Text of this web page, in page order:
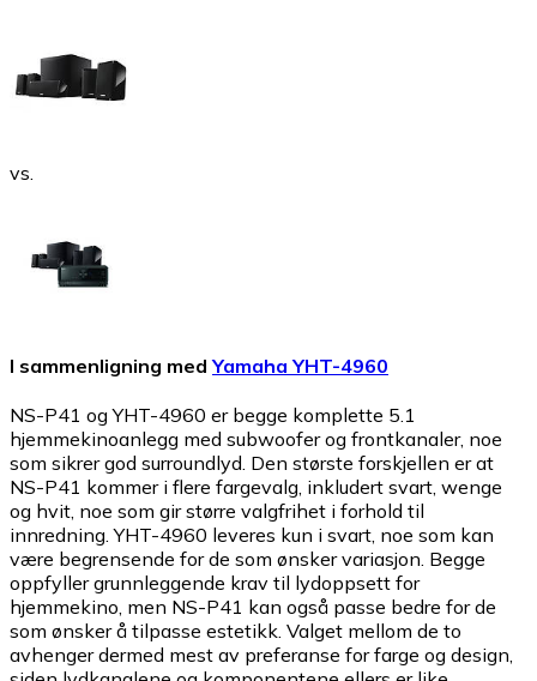
vs.
I sammenligning med Yamaha YHT-4960
NS-P41 og YHT-4960 er begge komplette 5.1
hjemmekinoanlegg med subwoofer og frontkanaler, noe
som sikrer god surroundlyd. Den største forskjellen er at
NS-P41 kommer i flere fargevalg, inkludert svart, wenge
og hvit, noe som gir større valgfrihet i forhold til
innredning. YHT-4960 leveres kun i svart, noe som kan
være begrensende for de som ønsker variasjon. Begge
oppfyller grunnleggende krav til lydoppsett for
hjemmekino, men NS-P41 kan også passe bedre for de
som ønsker å tilpasse estetikk. Valget mellom de to
avhenger dermed mest av preferanse for farge og design,